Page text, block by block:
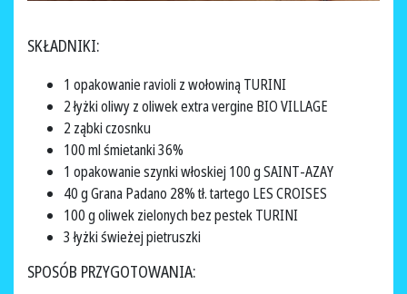
SKŁADNIKI:
1 opakowanie ravioli z wołowiną TURINI
2 łyżki oliwy z oliwek extra vergine BIO VILLAGE
2 ząbki czosnku
100 ml śmietanki 36%
1 opakowanie szynki włoskiej 100 g SAINT-AZAY
40 g Grana Padano 28% tł. tartego LES CROISES
100 g oliwek zielonych bez pestek TURINI
3 łyżki świeżej pietruszki
SPOSÓB PRZYGOTOWANIA: